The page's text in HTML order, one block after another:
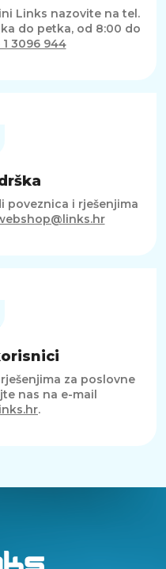
Links nazovite na tel.
do petka, od 8:00 do
3096 944
poveznica i rješenjima
za poslovne
nas na e-mail
.